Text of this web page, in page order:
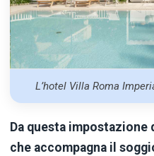
L’hotel Villa Roma
Da questa impostazione
che accompagna il